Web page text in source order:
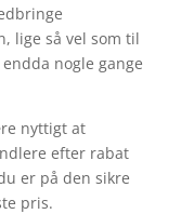
lige så vel som til
nogle gange
nyttigt at
efter rabat
er på den sikre
pris.